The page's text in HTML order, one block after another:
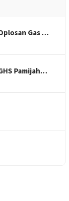
Gas …
Pamijah…